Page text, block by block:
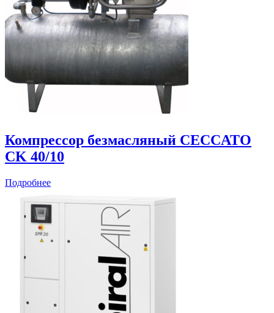
Компрессор безмасляный CECCATO
CK 40/10
Подробнее